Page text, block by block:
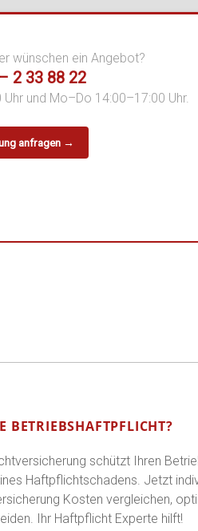
wünschen ein Angebot?
2 33 88 22
und Mo–Do 14:00–17:00 Uhr.
anfragen →
BETRIEBSHAFTPFLICHT?
schützt Ihren
Haftpflichtschadens. Jetzt
Kosten vergleichen,
Ihr Haftpflicht Experte hilft!